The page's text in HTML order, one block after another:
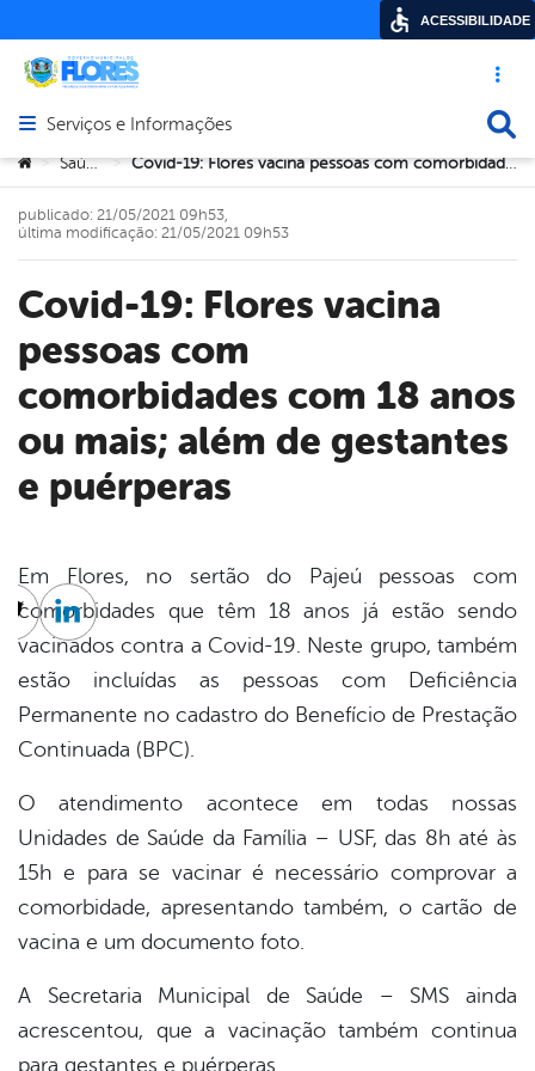
Acesso
Abrir menu principal de navegação
Serviços e Informações
Você está aqui:
> Saúde > Covid-19: Flores vacina pessoas com comorbidades com 18 anos ou mais; além de gestantes e puérperas
Covid-19: Flores vacina
pessoas com
comorbidades com 18 anos
ou mais; além de gestantes
e puérperas
publicado: 21/05/2021 09h53,
última modificação: 21/05/2021 09h53
Em Flores, no sertão do Pajeú pessoas com
comorbidades que têm 18 anos já estão sendo
vacinados contra a Covid-19. Neste grupo, também
estão incluídas as pessoas com Deficiência
Permanente no cadastro do Benefício de Prestação
Continuada (BPC).
O atendimento acontece em todas nossas
Unidades de Saúde da Família – USF, das 8h até às
15h e para se vacinar é necessário comprovar a
comorbidade, apresentando também, o cartão de
vacina e um documento foto.
A Secretaria Municipal de Saúde – SMS ainda
acrescentou, que a vacinação também continua
para gestantes e puérperas.
TwitterLinkedin
ACESSIBILIDADE